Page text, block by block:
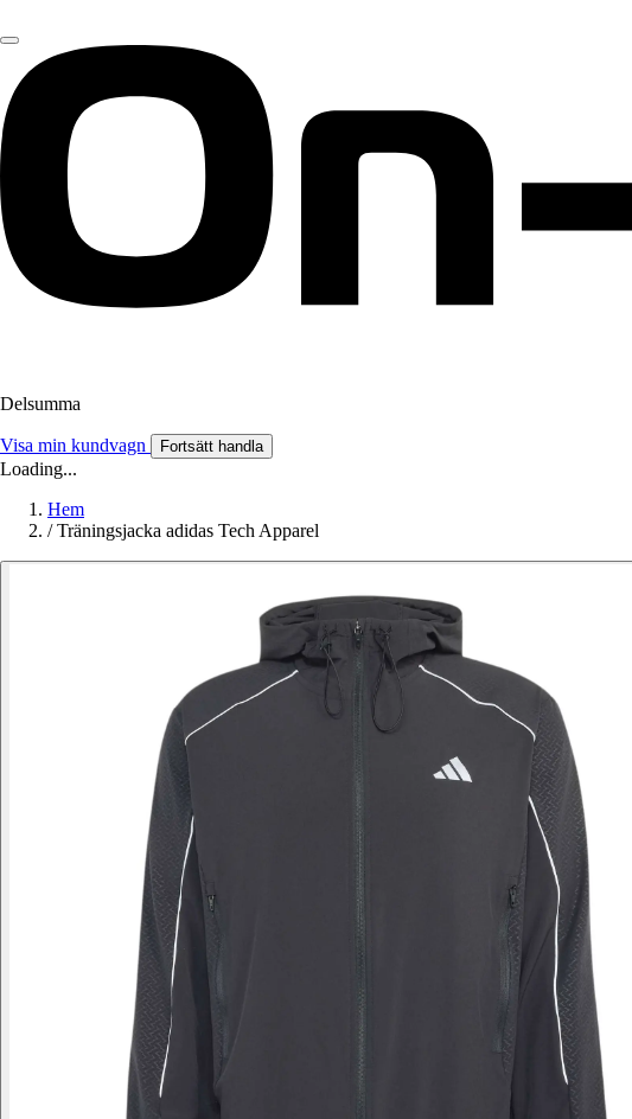
Delsumma
Visa min kundvagn Fortsätt handla
Loading...
Hem
/ Träningsjacka adidas Tech Apparel